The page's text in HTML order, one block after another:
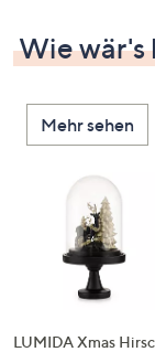
Wie wär's
Mehr sehen
LUMIDA Xmas